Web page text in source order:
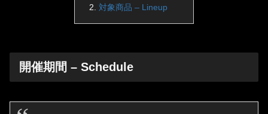
対象商品 – Lineup
開催期間 – Schedule